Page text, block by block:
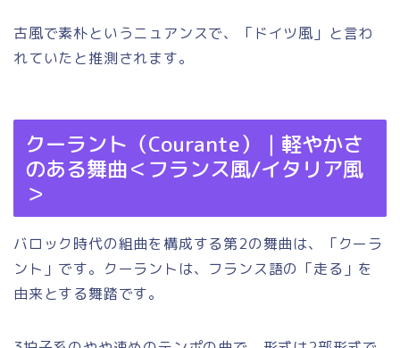
古風で素朴というニュアンスで、「ドイツ風」と言わ
れていたと推測されます。
クーラント（Courante）｜軽やかさ
のある舞曲＜フランス風/イタリア風
＞
バロック時代の組曲を構成する第2の舞曲は、「クーラ
ント」です。クーラントは、フランス語の「走る」を
由来とする舞踏です。